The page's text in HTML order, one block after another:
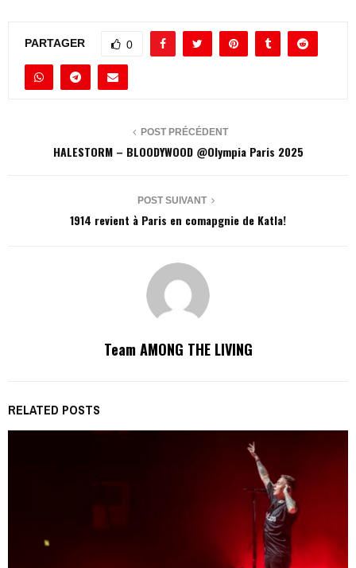
PARTAGER 0
POST PRÉCÉDENT
HALESTORM – BLOODYWOOD @Olympia Paris 2025
POST SUIVANT
1914 revient à Paris en comapgnie de Katla!
Team AMONG THE LIVING
RELATED POSTS